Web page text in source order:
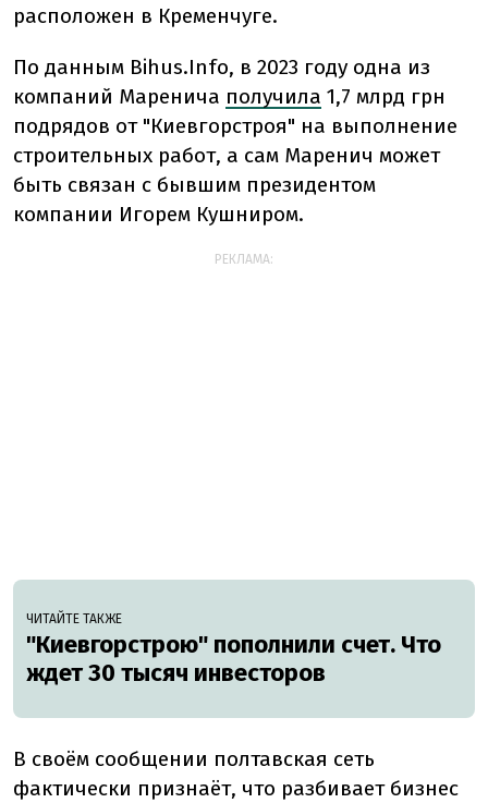
расположен в Кременчуге.
По данным Bihus.Info, в 2023 году одна из
компаний Маренича получила 1,7 млрд грн
подрядов от "Киевгорстроя" на выполнение
строительных работ, а сам Маренич может
быть связан с бывшим президентом
компании Игорем Кушниром.
РЕКЛАМА:
ЧИТАЙТЕ ТАКЖЕ
"Киевгорстрою" пополнили счет. Что
ждет 30 тысяч инвесторов
В своём сообщении полтавская сеть
фактически признаёт, что разбивает бизнес